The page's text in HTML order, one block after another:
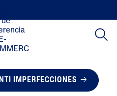
IMPERFECCIONES